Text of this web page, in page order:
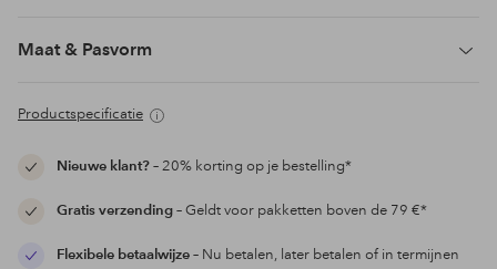
Maat & Pasvorm
Productspecificatie
Nieuwe klant?– 20% korting op je bestelling*
Gratis verzending– Geldt voor pakketten boven de 79 €*
Flexibele betaalwijze– Nu betalen, later betalen of in termijnen